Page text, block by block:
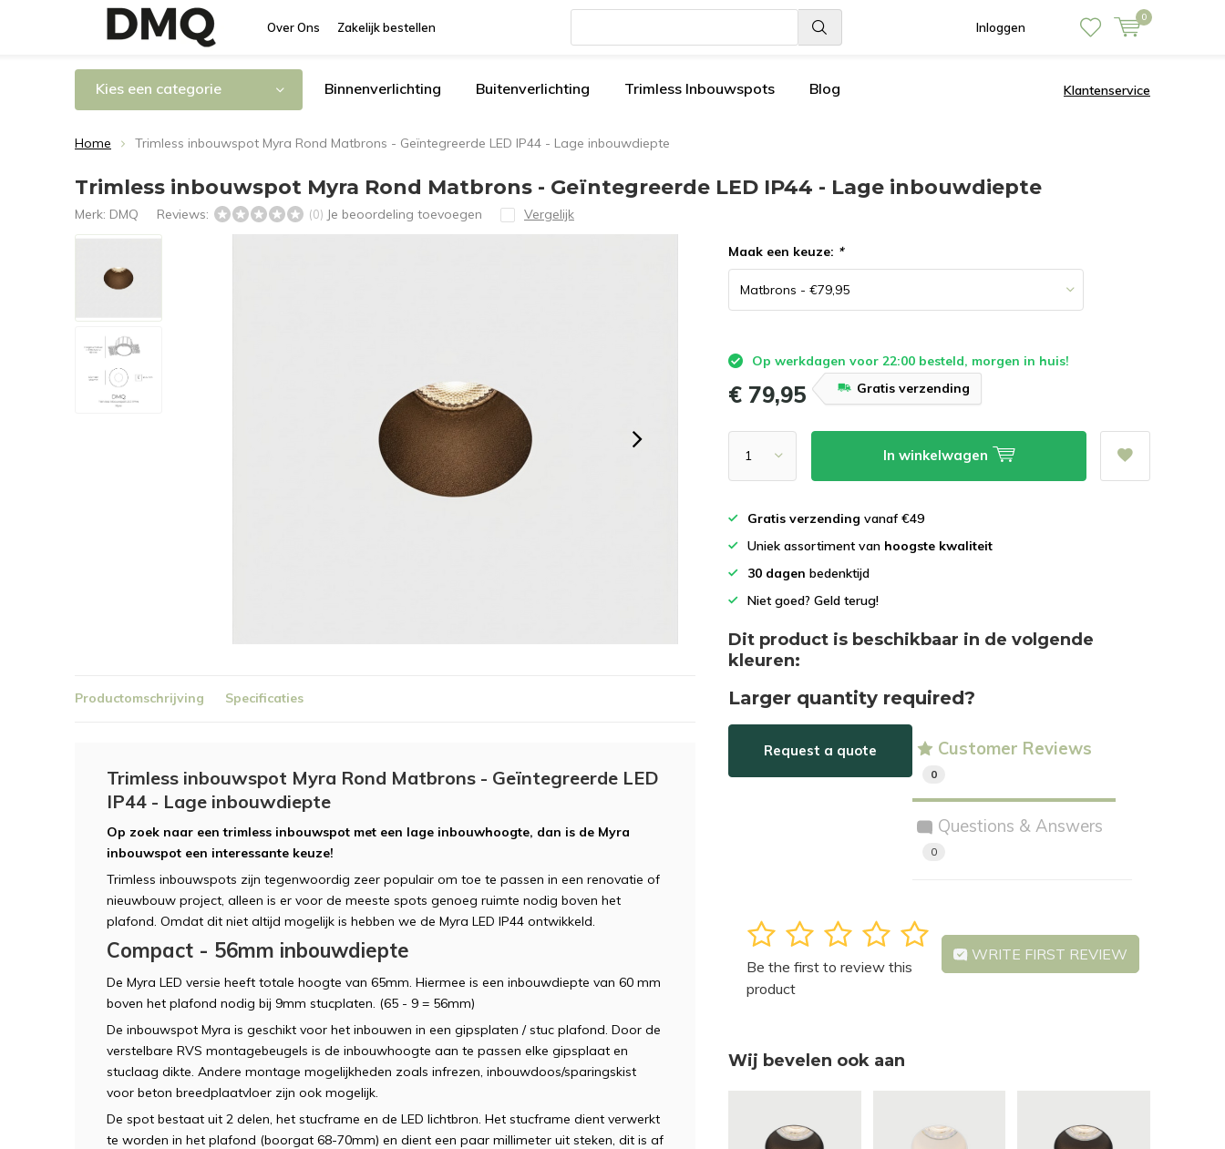
Over Ons Zakelijk bestellen
pijltjes
en
om
beschikbaar
geselecteerde
zoekresultaat
Inloggen
0
Kies een categorie Binnenverlichting Buitenverlichting Trimless Inbouwspots Blog Klantenservice
Home Trimless inbouwspot Myra Rond Matbrons - Geïntegreerde LED IP44 - Lage inbouwdiepte
Trimless inbouwspot Myra Rond Matbrons - Geïntegreerde LED IP44 - Lage inbouwdiepte
Merk: DMQ Reviews: (0) Je beoordeling toevoegen Vergelijk
Maak een keuze: *
Op werkdagen voor 22:00 besteld, morgen in huis!
€ 79,95 Gratis verzending
In winkelwagen
Gratis verzending vanaf €49
Uniek assortiment van hoogste kwaliteit
30 dagen bedenktijd
Niet goed? Geld terug!
Dit product is beschikbaar in de volgende
kleuren:
Productomschrijving Specificaties
Trimless inbouwspot Myra Rond Matbrons - Geïntegreerde LED
IP44 - Lage inbouwdiepte
Op zoek naar een trimless inbouwspot met een lage inbouwhoogte, dan is de Myra
inbouwspot een interessante keuze!
Trimless inbouwspots zijn tegenwoordig zeer populair om toe te passen in een renovatie of
nieuwbouw project, alleen is er voor de meeste spots genoeg ruimte nodig boven het
plafond. Omdat dit niet altijd mogelijk is hebben we de Myra LED IP44 ontwikkeld.
Compact - 56mm inbouwdiepte
De Myra LED versie heeft totale hoogte van 65mm. Hiermee is een inbouwdiepte van 60 mm
boven het plafond nodig bij 9mm stucplaten. (65 - 9 = 56mm)
De inbouwspot Myra is geschikt voor het inbouwen in een gipsplaten / stuc plafond. Door de
verstelbare RVS montagebeugels is de inbouwhoogte aan te passen elke gipsplaat en
stuclaag dikte. Andere montage mogelijkheden zoals infrezen, inbouwdoos/sparingskist
voor beton breedplaatvloer zijn ook mogelijk.
De spot bestaat uit 2 delen, het stucframe en de LED lichtbron. Het stucframe dient verwerkt
te worden in het plafond (boorgat 68-70mm) en dient een paar millimeter uit steken, dit is af
Larger quantity required?
Request a quote Customer Reviews
0
Questions & Answers
0
5
4
3
2
1
Be the first to review this
product
WRITE FIRST REVIEW
Wij bevelen ook aan